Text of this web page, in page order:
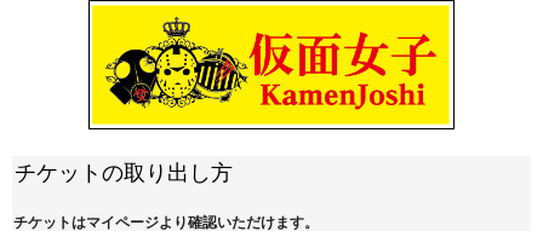
チケットの取り出し方
チケットはマイページより確認いただけます。